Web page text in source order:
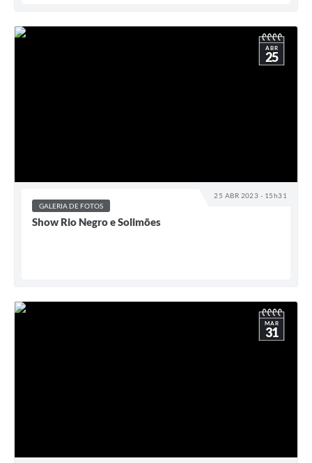
25 ABR 2023 - 15h31
ABR
25
GALERIA DE FOTOS
Show Rio Negro e Solimões
MAR
31